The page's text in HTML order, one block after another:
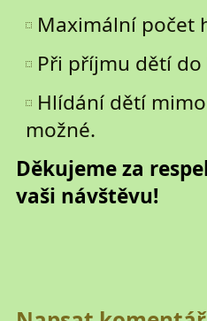
Maximální počet
Při příjmu dětí
Hlídání dětí
možné.
Děkujeme za
vaši návštěvu!